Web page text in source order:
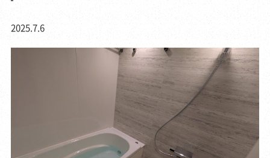
2025.7.6